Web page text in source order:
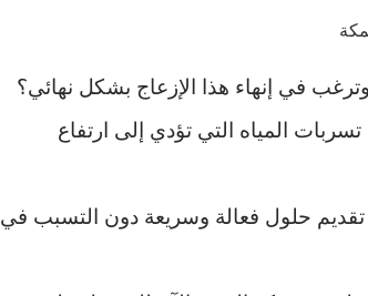
وترغب في إنهاء هذا الإزعاج بشكل نهائي؟
المياه التي تؤدي إلى ارتفاع
حلول فعالة وسريعة دون التسبب في